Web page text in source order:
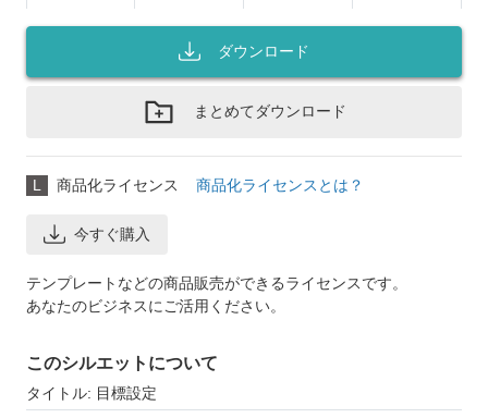
ダウンロード
まとめてダウンロード
L 商品化ライセンス 商品化ライセンスとは？
今すぐ購入
テンプレートなどの商品販売ができるライセンスです。
あなたのビジネスにご活用ください。
このシルエットについて
タイトル: 目標設定